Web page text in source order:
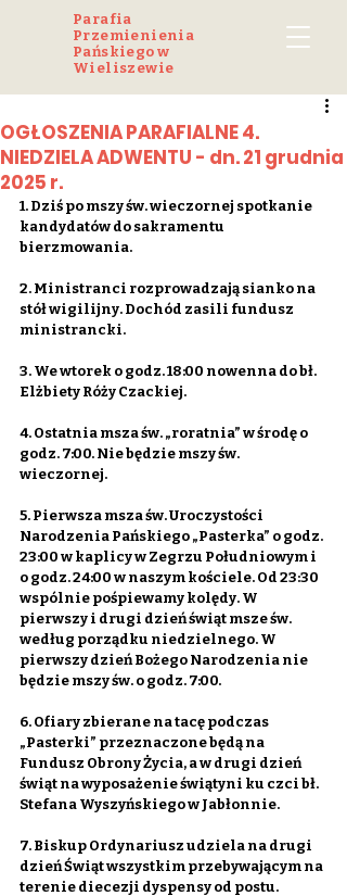
Parafia
Przemienienia
Pańskiego w
Wieliszewie
OGŁOSZENIA PARAFIALNE 4.
NIEDZIELA ADWENTU - dn. 21 grudnia
2025 r.
1. Dziś po mszy św. wieczornej spotkanie
kandydatów do sakramentu
bierzmowania.
2. Ministranci rozprowadzają sianko na
stół wigilijny. Dochód zasili fundusz
ministrancki.
3. We wtorek o godz. 18:00 nowenna do bł.
Elżbiety Róży Czackiej.
4. Ostatnia msza św. „roratnia” w środę o
godz. 7:00. Nie będzie mszy św.
wieczornej.
5. Pierwsza msza św. Uroczystości
Narodzenia Pańskiego „Pasterka” o godz.
23:00 w kaplicy w Zegrzu Południowym i
o godz. 24:00 w naszym kościele. Od 23:30
wspólnie pośpiewamy kolędy. W
pierwszy i drugi dzień świąt msze św.
według porządku niedzielnego. W
pierwszy dzień Bożego Narodzenia nie
będzie mszy św. o godz. 7:00.
6. Ofiary zbierane na tacę podczas
„Pasterki” przeznaczone będą na
Fundusz Obrony Życia, a w drugi dzień
świąt na wyposażenie świątyni ku czci bł.
Stefana Wyszyńskiego w Jabłonnie.
7. Biskup Ordynariusz udziela na drugi
dzień Świąt wszystkim przebywającym na
terenie diecezji dyspensy od postu.